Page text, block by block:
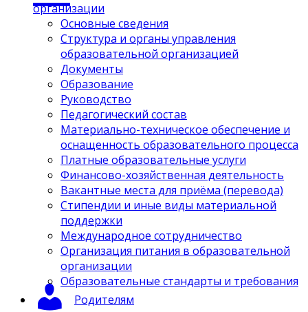
организации
Основные сведения
Структура и органы управления
образовательной организацией
Документы
Образование
Руководство
Педагогический состав
Материально-техническое обеспечение и
оснащенность образовательного процесса
Платные образовательные услуги
Финансово-хозяйственная деятельность
Вакантные места для приёма (перевода)
Стипендии и иные виды материальной
поддержки
Международное сотрудничество
Организация питания в образовательной
организации
Образовательные стандарты и требования
Родителям